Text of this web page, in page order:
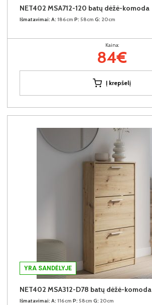
NET402 MSA712-120 batų dėžė-komoda
Išmatavimai: A: 186cm P: 58cm G: 20cm
Kaina:
84€
Į krepšelį
YRA SANDĖLYJE
NET402 MSA312-D78 batų dėžė-komoda
Išmatavimai: A: 116cm P: 58cm G: 20cm